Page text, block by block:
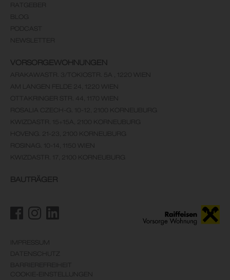
RATGEBER
BLOG
PODCAST
NEWSLETTER
VORSORGEWOHNUNGEN
ARAKAWASTR. 3/TOKIOSTR. 5A , 1220 WIEN
AM LANGEN FELDE 24, 1220 WIEN
OTTAKRINGER STR. 44, 1170 WIEN
ROSALIA CZECH-G. 10-12, 2100 KORNEUBURG
KWIZDASTR. 15+15A, 2100 KORNEUBURG
HOVENG. 21-23, 2100 KORNEUBURG
ROSINAG. 10-14, 1150 WIEN
KWIZDASTR. 17, 2100 KORNEUBURG
BAUTRÄGER
IMPRESSUM
DATENSCHUTZ
BARRIEREFREIHEIT
COOKIE-EINSTELLUNGEN